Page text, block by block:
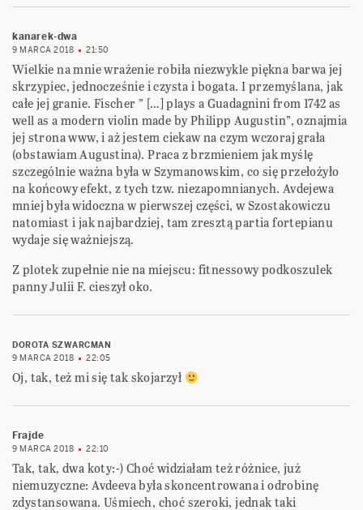
kanarek-dwa
9 MARCA 2018 21:50
Wielkie na mnie wrażenie robiła niezwykle piękna barwa jej
skrzypiec, jednocześnie i czysta i bogata. I przemyślana, jak
całe jej granie. Fischer ” […] plays a Guadagnini from 1742 as
well as a modern violin made by Philipp Augustin”, oznajmia
jej strona www, i aż jestem ciekaw na czym wczoraj grała
(obstawiam Augustina). Praca z brzmieniem jak myślę
szczególnie ważna była w Szymanowskim, co się przełożyło
na końcowy efekt, z tych tzw. niezapomnianych. Avdejewa
mniej była widoczna w pierwszej części, w Szostakowiczu
natomiast i jak najbardziej, tam zresztą partia fortepianu
wydaje się ważniejszą.
Z plotek zupełnie nie na miejscu: fitnessowy podkoszulek
panny Julii F. cieszył oko.
DOROTA SZWARCMAN
9 MARCA 2018
22:05
Oj, tak, też mi się tak skojarzył
Frajde
9 MARCA 2018 22:10
Tak, tak, dwa koty:-) Choć widziałam też różnice, już
niemuzyczne: Avdeeva była skoncentrowana i odrobinę
zdystansowana. Uśmiech, choć szeroki, jednak taki